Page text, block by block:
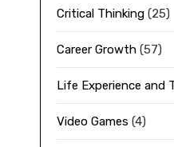
Critical Thinking(25)
Career Growth(57)
Life Experience and
Video Games (4)